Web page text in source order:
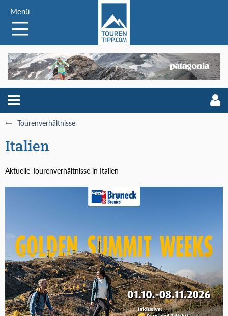
Menü
Tourenverhältnisse
Italien
Aktuelle Tourenverhältnisse in Italien